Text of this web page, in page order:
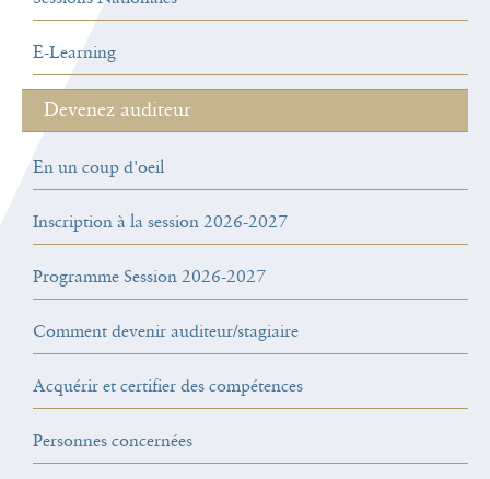
E-Learning
Devenez auditeur
En un coup d'oeil
Inscription à la session 2026-2027
Programme Session 2026-2027
Comment devenir auditeur/stagiaire
Acquérir et certifier des compétences
Personnes concernées